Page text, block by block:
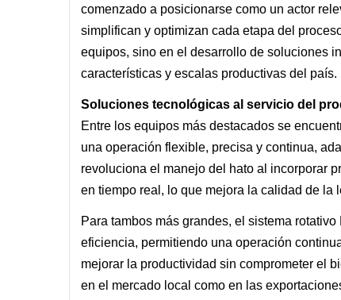
comenzado a posicionarse como un actor
simplifican y optimizan cada etapa del
equipos, sino en el desarrollo de soluciones
características y escalas productivas del país.
Soluciones tecnológicas al servicio del
Entre los equipos más destacados se
una operación flexible, precisa y continua,
revoluciona el manejo del hato al incorporar
en tiempo real, lo que mejora la calidad de la
Para tambos más grandes, el sistema
eficiencia, permitiendo una operación
mejorar la productividad sin comprometer el
en el mercado local como en las